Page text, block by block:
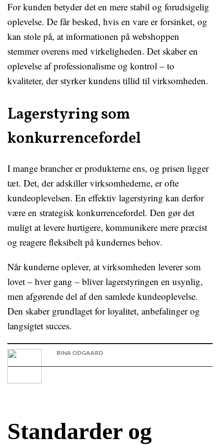
For kunden betyder det en mere stabil og forudsigelig
oplevelse. De får besked, hvis en vare er forsinket, og
kan stole på, at informationen på webshoppen
stemmer overens med virkeligheden. Det skaber en
oplevelse af professionalisme og kontrol – to
kvaliteter, der styrker kundens tillid til virksomheden.
Lagerstyring som
konkurrencefordel
I mange brancher er produkterne ens, og prisen ligger
tæt. Det, der adskiller virksomhederne, er ofte
kundeoplevelsen. En effektiv lagerstyring kan derfor
være en strategisk konkurrencefordel. Den gør det
muligt at levere hurtigere, kommunikere mere præcist
og reagere fleksibelt på kundernes behov.
Når kunderne oplever, at virksomheden leverer som
lovet – hver gang – bliver lagerstyringen en usynlig,
men afgørende del af den samlede kundeoplevelse.
Den skaber grundlaget for loyalitet, anbefalinger og
langsigtet succes.
RINA ODGAARD
Standarder og